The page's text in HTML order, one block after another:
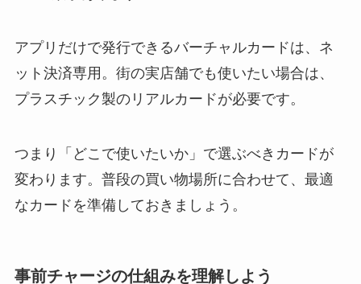
アプリだけで発行できるバーチャルカードは、ネ
ット決済専用。街の実店舗でも使いたい場合は、
プラスチック製のリアルカードが必要です。
つまり「どこで使いたいか」で選ぶべきカードが
変わります。普段の買い物場所に合わせて、最適
なカードを準備しておきましょう。
事前チャージの仕組みを理解しよう